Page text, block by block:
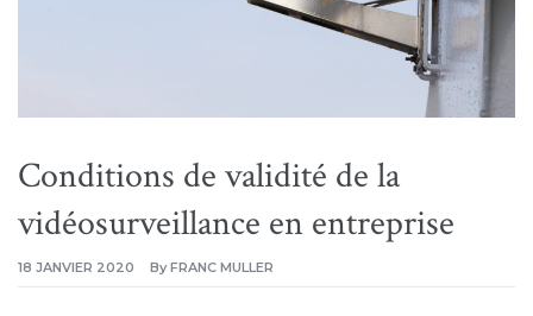
Conditions de validité de la
vidéosurveillance en entreprise
18 JANVIER 2020 By FRANC MULLER